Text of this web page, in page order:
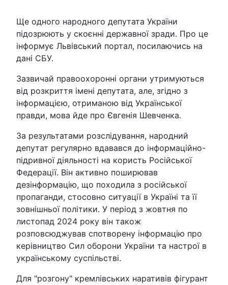
Ще одного народного депутата України
підозрюють у скоєнні державної зради. Про це
інформує Львівський портал, посилаючись на
дані СБУ.
Зазвичай правоохоронні органи утримуються
від розкриття імені депутата, але, згідно з
інформацією, отриманою від Української
правди, мова йде про Євгенія Шевченка.
За результатами розслідування, народний
депутат регулярно вдавався до інформаційно-
підривної діяльності на користь Російської
Федерації. Він активно поширював
дезінформацію, що походила з російської
пропаганди, стосовно ситуації в Україні та її
зовнішньої політики. У період з жовтня по
листопад 2024 року він також
розповсюджував спотворену інформацію про
керівництво Сил оборони України та настрої в
українському суспільстві.
Для "розгону" кремлівських наративів фігурант